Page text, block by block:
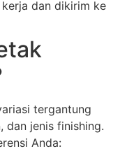
dan dikirim ke
tergantung
dan jenis finishing.
Anda: